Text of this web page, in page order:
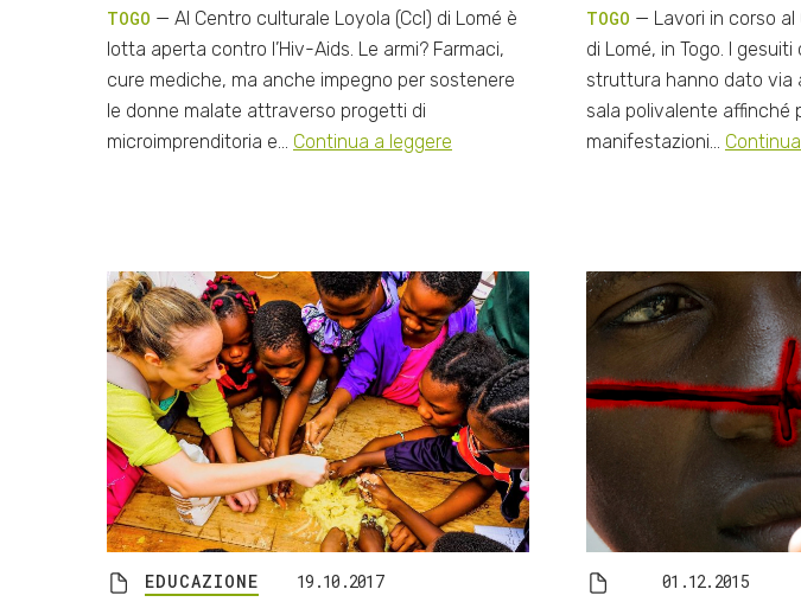
TOGO — Al Centro culturale Loyola (Ccl) di Lomé è
lotta aperta contro l’Hiv-Aids. Le armi? Farmaci,
cure mediche, ma anche impegno per sostenere
le donne malate attraverso progetti di
microimprenditoria e… Continua a leggere
TOGO — Lavori in corso
di Lomé, in Togo. I
struttura hanno dato via
sala polivalente affinché
manifestazioni…
EDUCAZIONE 19.10.2017 01.12.2015